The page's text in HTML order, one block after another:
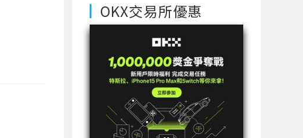
OKX交易所優惠